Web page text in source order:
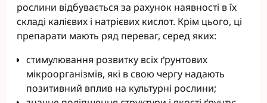
рослини відбувається за рахунок наявності в їх
складі калієвих і натрієвих кислот. Крім цього, ці
препарати мають ряд переваг, серед яких:
стимулювання розвитку всіх ґрунтових
мікроорганізмів, які в свою чергу надають
позитивний вплив на культурні рослини;